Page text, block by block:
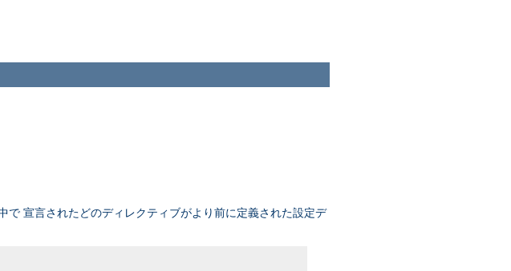
で 宣言されたどのディレクティブがより前に定義された設定デ